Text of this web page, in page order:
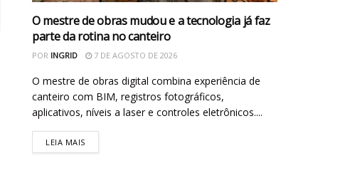
O mestre de obras mudou e a tecnologia já faz
parte da rotina no canteiro
POR INGRID 7 DE AGOSTO DE 2026
O mestre de obras digital combina experiência de
canteiro com BIM, registros fotográficos,
aplicativos, níveis a laser e controles eletrônicos....
LEIA MAIS